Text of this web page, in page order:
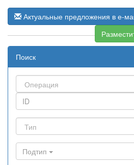
Актуальные предложения в е-
Поиск
Подтип